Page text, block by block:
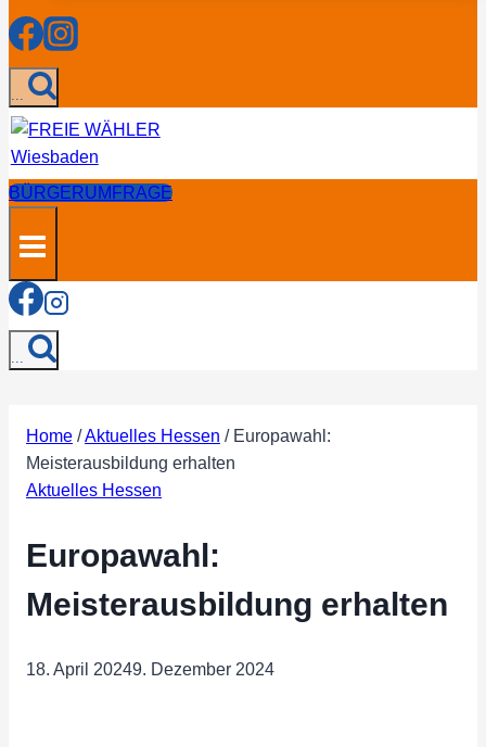
...
BÜRGERUMFRAGE
...
Home /Aktuelles Hessen / Europawahl:
Meisterausbildung erhalten
Aktuelles Hessen
Europawahl:
Meisterausbildung erhalten
18. April 20249. Dezember 2024